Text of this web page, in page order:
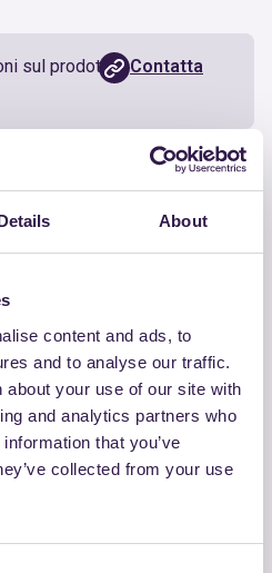
About
content and ads, to
and to analyse our traffic.
about your use of our site with
and analytics partners who
that you’ve
collected from your use
sul prodotto? Contatta
dei prodotti